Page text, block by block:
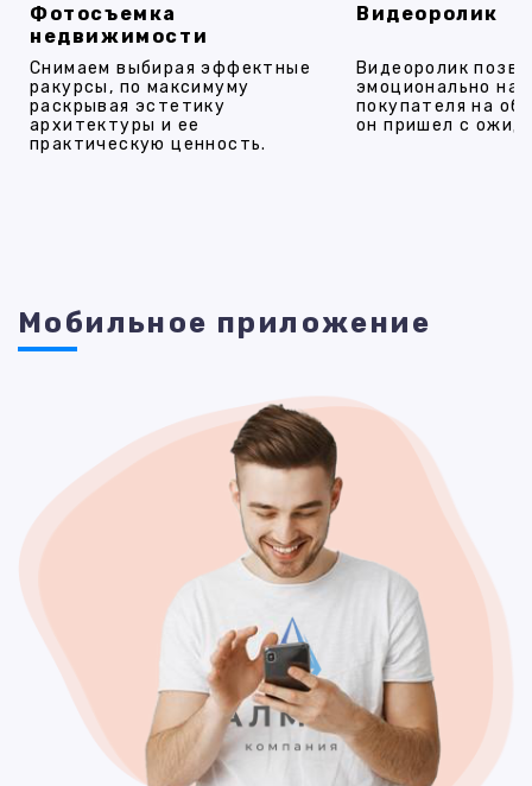
Фотосъемка
недвижимости
Снимаем выбирая эффектные
ракурсы, по максимуму
раскрывая эстетику
архитектуры и ее
практическую ценность.
Видеоролик
Видеоролик
эмоционально
покупателя на
он пришел с
Мобильное приложение